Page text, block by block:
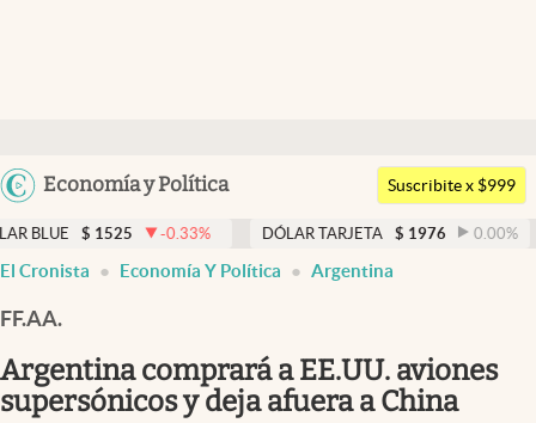
Argentina
Uruguay
Economía y Política
Members
Economía y Política
Finanzas y Mercados
Mercados Online
Negocios
Columnistas
Suscribite x $999
-0.33% DÓLAR TARJETA $ 1976 0.00% DÓLAR
El Cronista Economía Y Política Argentina
FF.AA.
Argentina comprará a EE.UU. aviones
supersónicos y deja afuera a China